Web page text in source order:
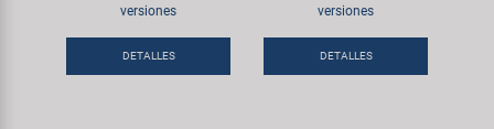
versiones
DETALLES
versiones
DETALLES